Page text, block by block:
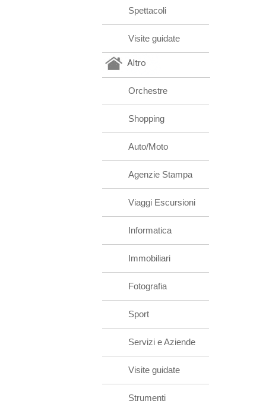
Spettacoli
Visite guidate
Altro
Orchestre
Shopping
Auto/Moto
Agenzie Stampa
Viaggi Escursioni
Informatica
Immobiliari
Fotografia
Sport
Servizi e Aziende
Visite guidate
Strumenti